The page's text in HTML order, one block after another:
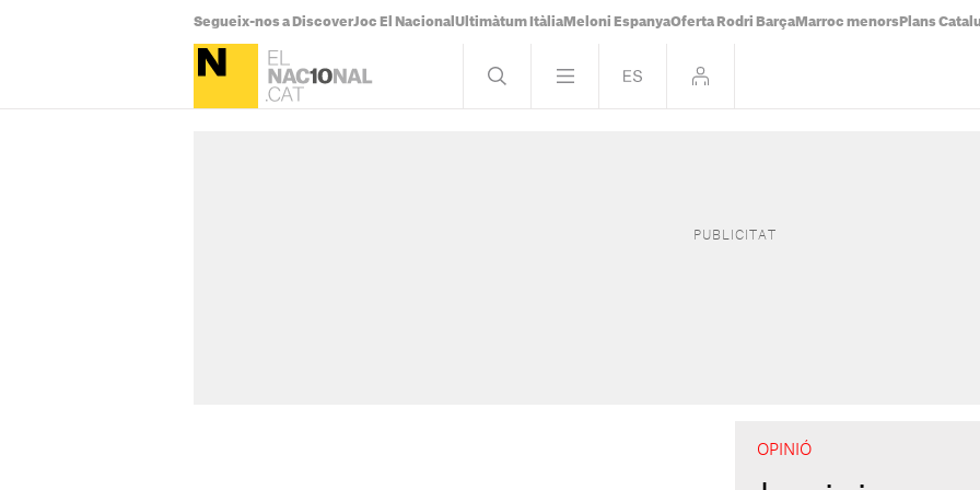
Segueix-nos a DiscoverJoc El Nacional Ultimàtum Itàlia Meloni EspanyaOferta Rodri Barça Marroc menors Plans
OPINIÓ